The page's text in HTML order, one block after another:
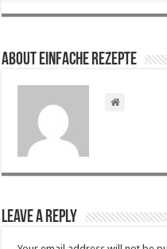
About Einfache Rezepte
Leave a Reply